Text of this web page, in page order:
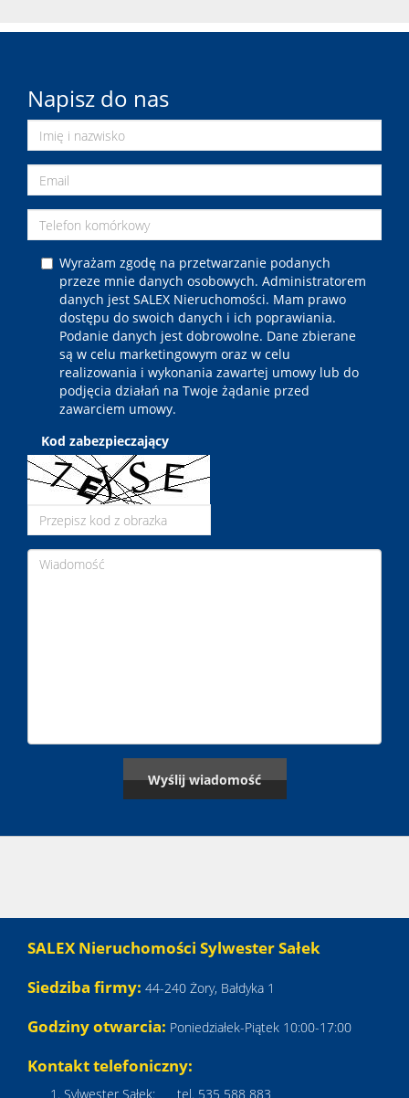
Napisz do nas
Wyrażam zgodę na przetwarzanie podanych
przeze mnie danych osobowych. Administratorem
danych jest SALEX Nieruchomości. Mam prawo
dostępu do swoich danych i ich poprawiania.
Podanie danych jest dobrowolne. Dane zbierane
są w celu marketingowym oraz w celu
realizowania i wykonania zawartej umowy lub do
podjęcia działań na Twoje żądanie przed
zawarciem umowy.
Kod zabezpieczający
SALEX Nieruchomości Sylwester Sałek
Siedziba firmy: 44-240 Żory, Bałdyka 1
Godziny otwarcia: Poniedziałek-Piątek 10:00-17:00
Kontakt telefoniczny:
Sylwester Sałek: tel. 535 588 883